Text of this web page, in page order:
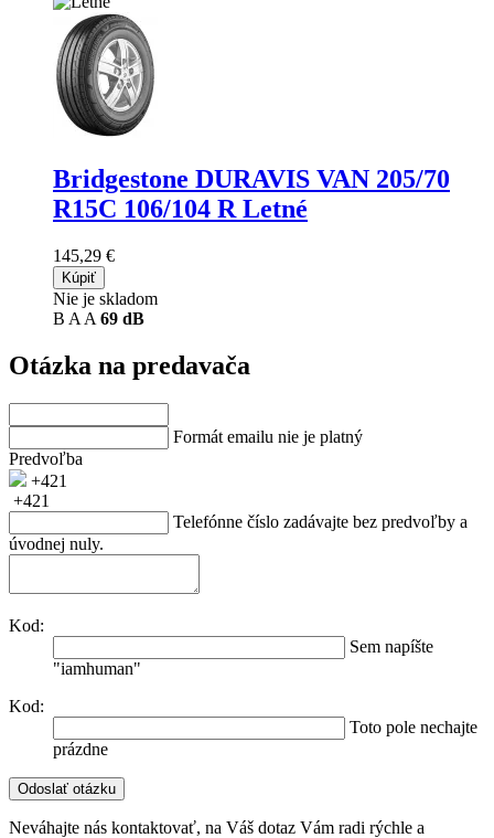
Bridgestone DURAVIS VAN 205/70
R15C 106/104 R Letné
145,29 €
Kúpiť
Nie je skladom
B A A 69 dB
Otázka na predavača
Formát emailu nie je platný
Predvoľba
+421
+421
Telefónne číslo zadávajte bez predvoľby a
úvodnej nuly.
Kod:
Sem napíšte
"iamhuman"
Kod:
Toto pole nechajte
prázdne
Neváhajte nás kontaktovať, na Váš dotaz Vám radi rýchle a